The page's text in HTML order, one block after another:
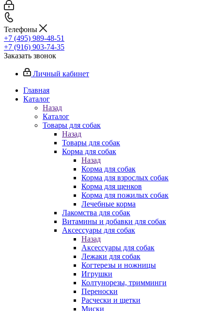
Телефоны
+7 (495) 989-48-51
+7 (916) 903-74-35
Заказать звонок
Личный кабинет
Главная
Каталог
Назад
Каталог
Товары для собак
Назад
Товары для собак
Корма для собак
Назад
Корма для собак
Корма для взрослых собак
Корма для щенков
Корма для пожилых собак
Лечебные корма
Лакомства для собак
Витамины и добавки для собак
Аксессуары для собак
Назад
Аксессуары для собак
Лежаки для собак
Когтерезы и ножницы
Игрушки
Колтунорезы, тримминги
Переноски
Расчески и щетки
Миски